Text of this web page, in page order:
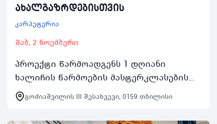
ახალგაზრდებისთვის
კარპეტერია
შაბ, 2 ნოემბერი
პროექტი წარმოადგენს 1 დღიანი
ხალიჩის წარმოების მასტერკლასების
სერიას რომელიც გაიმართება ყოველ
შაბათკვირას 2 ნოემბრიდან 24 ნოემბრის
ჩათვლით 1000 საათიდ…
გოძიაშვილის III შესახვევი, 0159 თბილისი